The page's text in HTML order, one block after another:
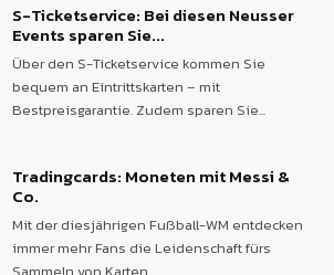
S-Ticketservice: Bei diesen Neusser
Events sparen Sie...
Über den S-Ticketservice kommen Sie
bequem an Eintrittskarten – mit
Bestpreisgarantie. Zudem sparen Sie...
Tradingcards: Moneten mit Messi &
Co.
Mit der diesjährigen Fußball-WM entdecken
immer mehr Fans die Leidenschaft fürs